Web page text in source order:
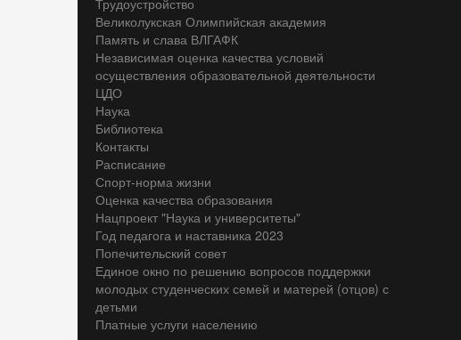
Великолукская Олимпийская академия
Память и слава ВЛГАФК
Независимая оценка качества условий
осуществления образовательной деятельности
ЦДО
Наука
Библиотека
Контакты
Расписание
Спорт-норма жизни
Оценка качества образования
Нацпроект "Наука и университеты"
Год педагога и наставника 2023
Попечительский совет
Единое окно по решению вопросов поддержки
молодых студенческих семей и матерей (отцов) с
детьми
Платные услуги населению